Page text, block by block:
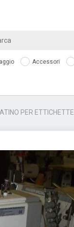
Accessori
PER ETTICHETTE